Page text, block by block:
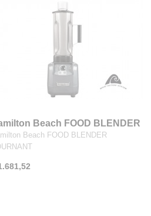
Beach FOOD BLENDER
HBF600S
Beach FOOD BLENDER